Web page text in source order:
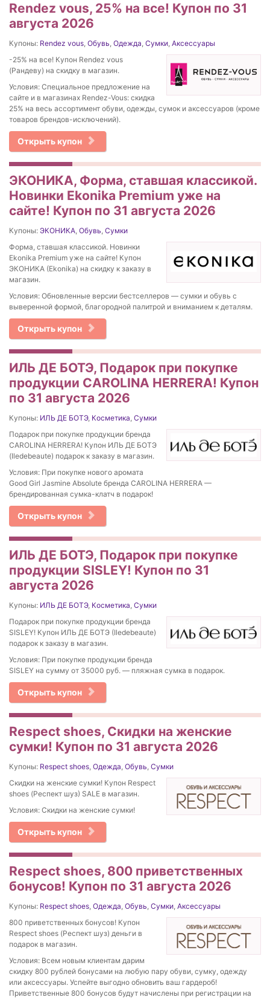
Rendez vous, 25% на все! Купон по 31
августа 2026
Купоны: Rendez vous, Обувь, Одежда, Сумки, Аксессуары
-25% на все! Купон Rendez vous
(Рандеву) на скидку в магазин.
Условия: Специальное предложение на
сайте и в магазинах Rendez-Vous: скидка
25% на весь ассортимент обуви, одежды, сумок и аксессуаров (кроме
товаров брендов-исключений).
Открыть купон
ЭКОНИКА, Форма, ставшая классикой.
Новинки Ekonika Premium уже на
сайте! Купон по 31 августа 2026
Купоны: ЭКОНИКА, Обувь, Сумки
Форма, ставшая классикой. Новинки
Ekonika Premium уже на сайте! Купон
ЭКОНИКА (Ekonika) на скидку к заказу в
магазин.
Условия: Обновленные версии бестселлеров — сумки и обувь с
выверенной формой, благородной палитрой и вниманием к деталям.
Открыть купон
ИЛЬ ДЕ БОТЭ, Подарок при покупке
продукции CAROLINA HERRERA! Купон
по 31 августа 2026
Купоны: ИЛЬ ДЕ БОТЭ, Косметика, Сумки
Подарок при покупке продукции бренда
CAROLINA HERRERA! Купон ИЛЬ ДЕ БОТЭ
(Iledebeaute) подарок к заказу в магазин.
Условия: При покупке нового аромата
Good Girl Jasmine Absolute бренда CAROLINA HERRERA —
брендированная сумка-клатч в подарок!
Открыть купон
ИЛЬ ДЕ БОТЭ, Подарок при покупке
продукции SISLEY! Купон по 31
августа 2026
Купоны: ИЛЬ ДЕ БОТЭ, Косметика, Сумки
Подарок при покупке продукции бренда
SISLEY! Купон ИЛЬ ДЕ БОТЭ (Iledebeaute)
подарок к заказу в магазин.
Условия: При покупке продукции бренда
SISLEY на сумму от 35000 руб. — пляжная сумка в подарок.
Открыть купон
Respect shoes, Скидки на женские
сумки! Купон по 31 августа 2026
Купоны: Respect shoes, Одежда, Обувь, Сумки
Скидки на женские сумки! Купон Respect
shoes (Респект шуз) SALE в магазин.
Условия: Скидки на женские сумки!
Открыть купон
Respect shoes, 800 приветственных
бонусов! Купон по 31 августа 2026
Купоны: Respect shoes, Одежда, Обувь, Сумки, Аксессуары
800 приветственных бонусов! Купон
Respect shoes (Респект шуз) деньги в
подарок в магазин.
Условия: Всем новым клиентам дарим
скидку 800 рублей бонусами на любую пару обуви, сумку, одежду
или аксессуары. Успейте выгодно обновить ваш гардероб!
Приветственные 800 бонусов будут начислены при регистрации на